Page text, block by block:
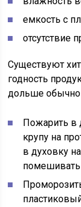
емкость с
отсутствие
Существуют
годность
дольше
Пожарить в
крупу на
в духовку